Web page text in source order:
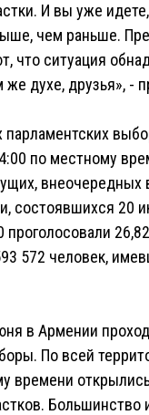
И вы уже
чем раньше.
что ситуация
духе, друзья», -
парламентских
по местному
внеочередных
состоявшихся 20
572 человек,
в Армении
По всей
времени
Большинство